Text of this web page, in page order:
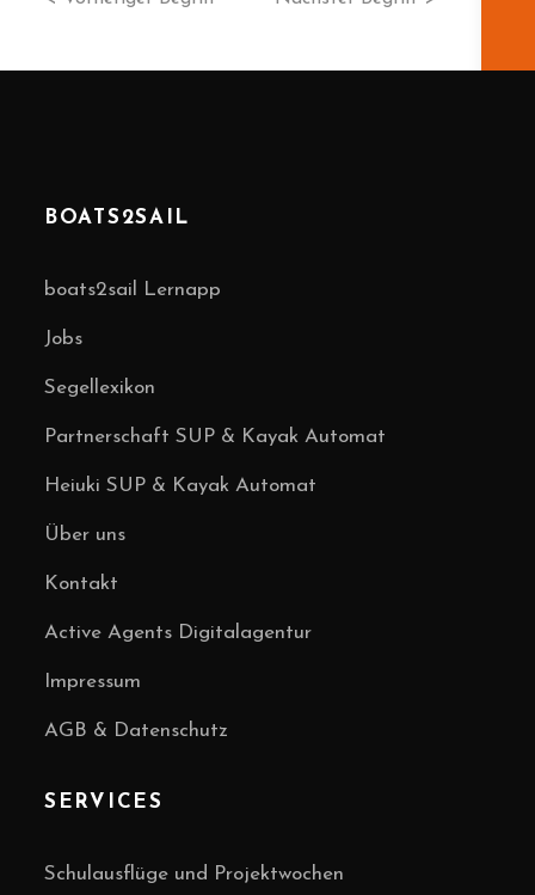
BOATS2SAIL
boats2sail Lernapp
Jobs
Segellexikon
Partnerschaft SUP & Kayak Automat
Heiuki SUP & Kayak Automat
Über uns
Kontakt
Active Agents Digitalagentur
Impressum
AGB & Datenschutz
SERVICES
Schulausflüge und Projektwochen